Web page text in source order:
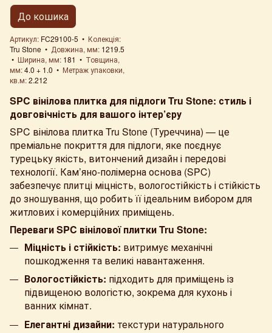
До кошика
Артикул FC29100-5
Колекція
Tru Stone
Довжина, мм 1219.5
Ширина, мм 181
Товщина,
мм 4.0 + 1.0
Метраж упаковки,
кв.м 2.212
SPC вінілова плитка для підлоги Tru Stone: стиль і
довговічність для вашого інтер’єру
SPC вінілова плитка Tru Stone (Туреччина) — це
преміальне покриття для підлоги, яке поєднує
турецьку якість, витончений дизайн і передові
технології. Кам’яно-полімерна основа (SPC)
забезпечує плитці міцність, вологостійкість і стійкість
до зношування, що робить її ідеальним вибором для
житлових і комерційних приміщень.
Переваги SPC вінілової плитки Tru Stone:
Міцність і стійкість: витримує механічні
пошкодження та великі навантаження.
Вологостійкість: підходить для приміщень із
підвищеною вологістю, зокрема для кухонь і
ванних кімнат.
Елегантні дизайни: текстури натурального